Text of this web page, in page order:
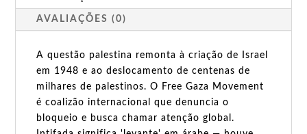
AVALIAÇÕES (0)
A questão palestina remonta à criação de Israel
em 1948 e ao deslocamento de centenas de
milhares de palestinos. O Free Gaza Movement
é coalizão internacional que denuncia o
bloqueio e busca chamar atenção global.